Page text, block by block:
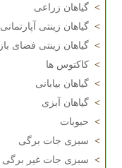
> گیاهان زراعی
> گیاهان زینتی آپارتمانی
> گیاهان زینتی فضای باز
> کاکتوس ها
> گیاهان بیابانی
> گیاهان آبزی
> حبوبات
> سبزی جات برگی
> سبزی جات غیر برگی